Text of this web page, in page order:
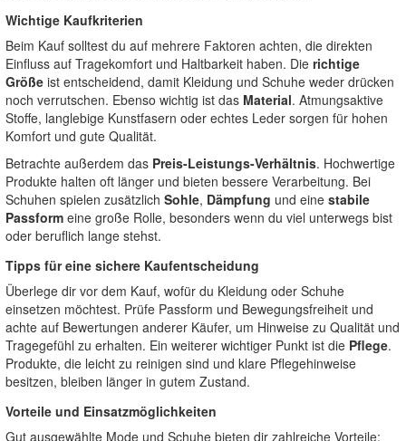
Wichtige Kaufkriterien
Beim Kauf solltest du auf mehrere Faktoren achten, die direkten
Einfluss auf Tragekomfort und Haltbarkeit haben. Die richtige
Größe ist entscheidend, damit Kleidung und Schuhe weder drücken
noch verrutschen. Ebenso wichtig ist das Material. Atmungsaktive
Stoffe, langlebige Kunstfasern oder echtes Leder sorgen für hohen
Komfort und gute Qualität.
Betrachte außerdem das Preis-Leistungs-Verhältnis. Hochwertige
Produkte halten oft länger und bieten bessere Verarbeitung. Bei
Schuhen spielen zusätzlich Sohle, Dämpfung und eine stabile
Passform eine große Rolle, besonders wenn du viel unterwegs bist
oder beruflich lange stehst.
Tipps für eine sichere Kaufentscheidung
Überlege dir vor dem Kauf, wofür du Kleidung oder Schuhe
einsetzen möchtest. Prüfe Passform und Bewegungsfreiheit und
achte auf Bewertungen anderer Käufer, um Hinweise zu Qualität und
Tragegefühl zu erhalten. Ein weiterer wichtiger Punkt ist die Pflege.
Produkte, die leicht zu reinigen sind und klare Pflegehinweise
besitzen, bleiben länger in gutem Zustand.
Vorteile und Einsatzmöglichkeiten
Gut ausgewählte Mode und Schuhe bieten dir zahlreiche Vorteile: